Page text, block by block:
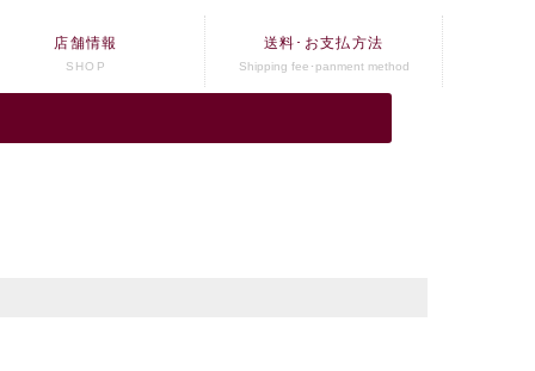
店舗情報
SHOP
送料･お支払方法
Shipping fee･panment method